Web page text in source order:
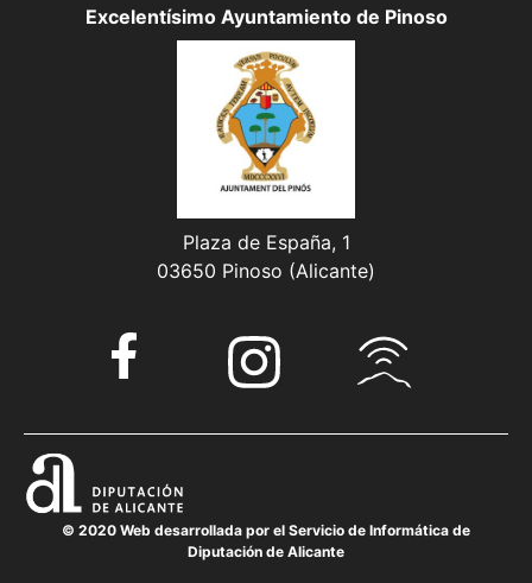
Excelentísimo Ayuntamiento de Pinoso
Plaza de España, 1
03650 Pinoso (Alicante)
© 2020 Web desarrollada por el Servicio de Informática de
Diputación de Alicante